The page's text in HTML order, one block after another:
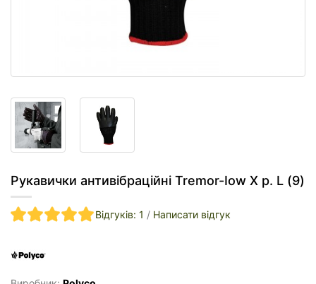
Рукавички антивібраційні Tremor-Іow X р. L (9)
Відгуків: 1 / Написати відгук